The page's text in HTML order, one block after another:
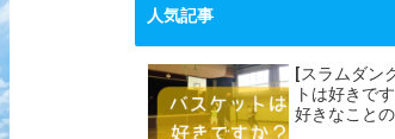
人気記事
[スラムダン
トは好きで
好きなこと